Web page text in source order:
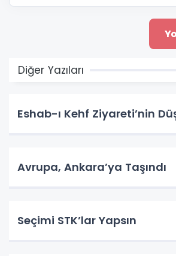
Diğer Yazıları
Eshab-ı Kehf Ziyareti’nin
Avrupa, Ankara’ya Taşındı
Seçimi STK’lar Yapsın